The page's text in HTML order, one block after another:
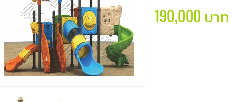
190,000 บาท